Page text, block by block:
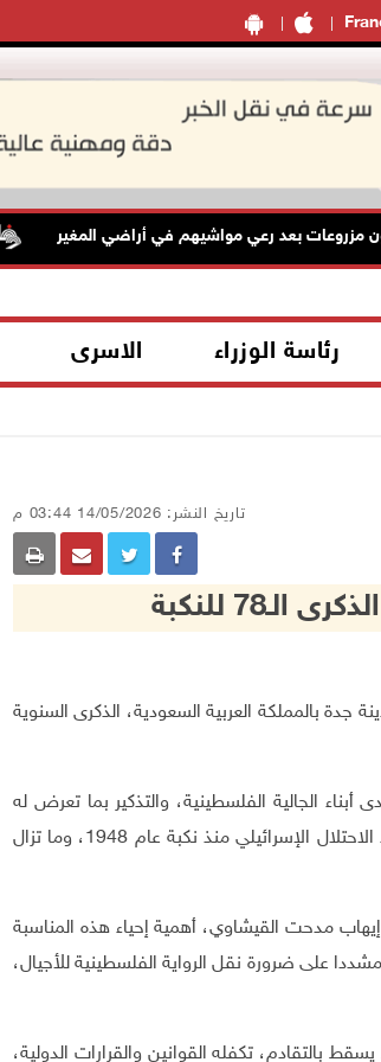
بعد رعي مواشيهم في أراضي المغير
رئاسة الوزراء الاسرى
تاريخ النشر: 14/05/2026 03:44 م
للنكبة
جدة بالمملكة العربية السعودية، الذكرى السنوية
الجالية الفلسطينية، والتذكير بما تعرض له
شعبنا الفلسطيني من جرائم وعمليات تهجير وتشريد قسري، على يد الاحتلال الإسرائيلي منذ نكبة عام 1948، وما تزال
مدحت القيشاوي، أهمية إحياء هذه المناسبة
على ضرورة نقل الرواية الفلسطينية للأجيال،
بالتقادم، تكفله القوانين والقرارات الدولية،